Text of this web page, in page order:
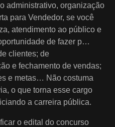
administrativo, organização
para Vendedor, se você
atendimento ao público e
de fazer p…
clientes; de
e fechamento de vendas;
e metas… Não costuma
o que torna esse cargo
a carreira pública.
o edital do concurso